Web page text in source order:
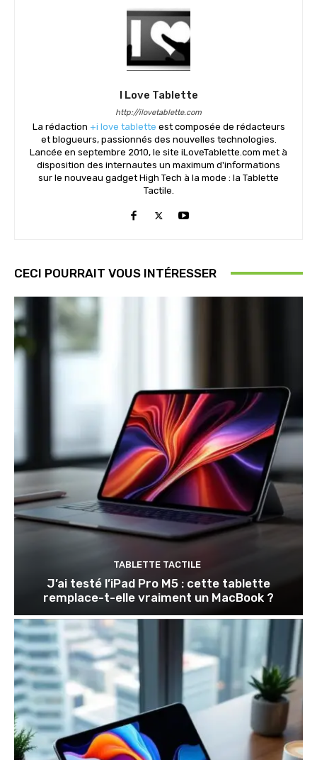
I Love Tablette
http://ilovetablette.com
La rédaction +i love tablette est composée de rédacteurs
et blogueurs, passionnés des nouvelles technologies.
Lancée en septembre 2010, le site iLoveTablette.com met à
disposition des internautes un maximum d'informations
sur le nouveau gadget High Tech à la mode : la Tablette
Tactile.
CECI POURRAIT VOUS INTÉRESSER
TABLETTE TACTILE
J’ai testé l’iPad Pro M5 : cette tablette
remplace-t-elle vraiment un MacBook ?